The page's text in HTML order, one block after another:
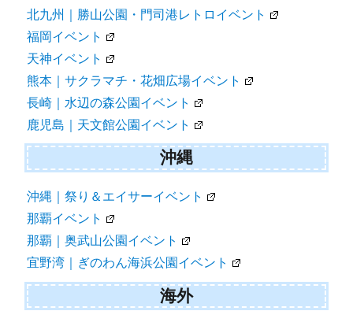
北九州｜勝山公園・門司港レトロイベント
福岡イベント
天神イベント
熊本｜サクラマチ・花畑広場イベント
長崎｜水辺の森公園イベント
鹿児島｜天文館公園イベント
沖縄
沖縄｜祭り＆エイサーイベント
那覇イベント
那覇｜奥武山公園イベント
宜野湾｜ぎのわん海浜公園イベント
海外